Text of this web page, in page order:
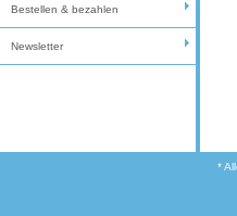
Bestellen & bezahlen
Newsletter
*